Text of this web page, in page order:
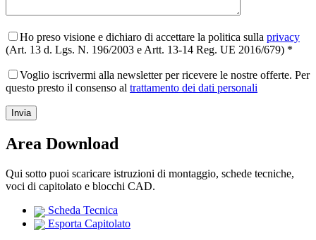
Ho preso visione e dichiaro di accettare la politica sulla privacy
(Art. 13 d. Lgs. N. 196/2003 e Artt. 13-14 Reg. UE 2016/679) *
Voglio iscrivermi alla newsletter per ricevere le nostre offerte. Per
questo presto il consenso al trattamento dei dati personali
Area Download
Qui sotto puoi scaricare istruzioni di montaggio, schede tecniche,
voci di capitolato e blocchi CAD.
Scheda Tecnica
Esporta Capitolato